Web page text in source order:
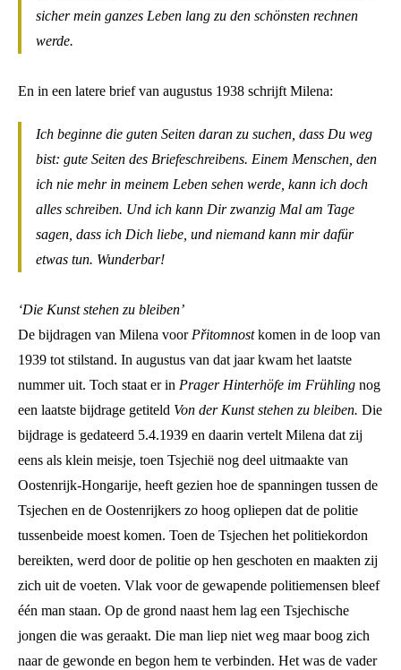
sicher mein ganzes Leben lang zu den schönsten rechnen
werde.
En in een latere brief van augustus 1938 schrijft Milena:
Ich beginne die guten Seiten daran zu suchen, dass Du weg
bist: gute Seiten des Briefeschreibens. Einem Menschen, den
ich nie mehr in meinem Leben sehen werde, kann ich doch
alles schreiben. Und ich kann Dir zwanzig Mal am Tage
sagen, dass ich Dich liebe, und niemand kann mir dafür
etwas tun. Wunderbar!
‘Die Kunst stehen zu bleiben’
De bijdragen van Milena voor Přitomnostkomen in de loop van
1939 tot stilstand. In augustus van dat jaar kwam het laatste
nummer uit. Toch staat er in Prager Hinterhöfe im Frühling nog
een laatste bijdrage getiteld Von der Kunst stehen zu bleiben. Die
bijdrage is gedateerd 5.4.1939 en daarin vertelt Milena dat zij
eens als klein meisje, toen Tsjechië nog deel uitmaakte van
Oostenrijk-Hongarije, heeft gezien hoe de spanningen tussen de
Tsjechen en de Oostenrijkers zo hoog opliepen dat de politie
tussenbeide moest komen. Toen de Tsjechen het politiekordon
bereikten, werd door de politie op hen geschoten en maakten zij
zich uit de voeten. Vlak voor de gewapende politiemensen bleef
één man staan. Op de grond naast hem lag een Tsjechische
jongen die was geraakt. Die man liep niet weg maar boog zich
naar de gewonde en begon hem te verbinden. Het was de vader